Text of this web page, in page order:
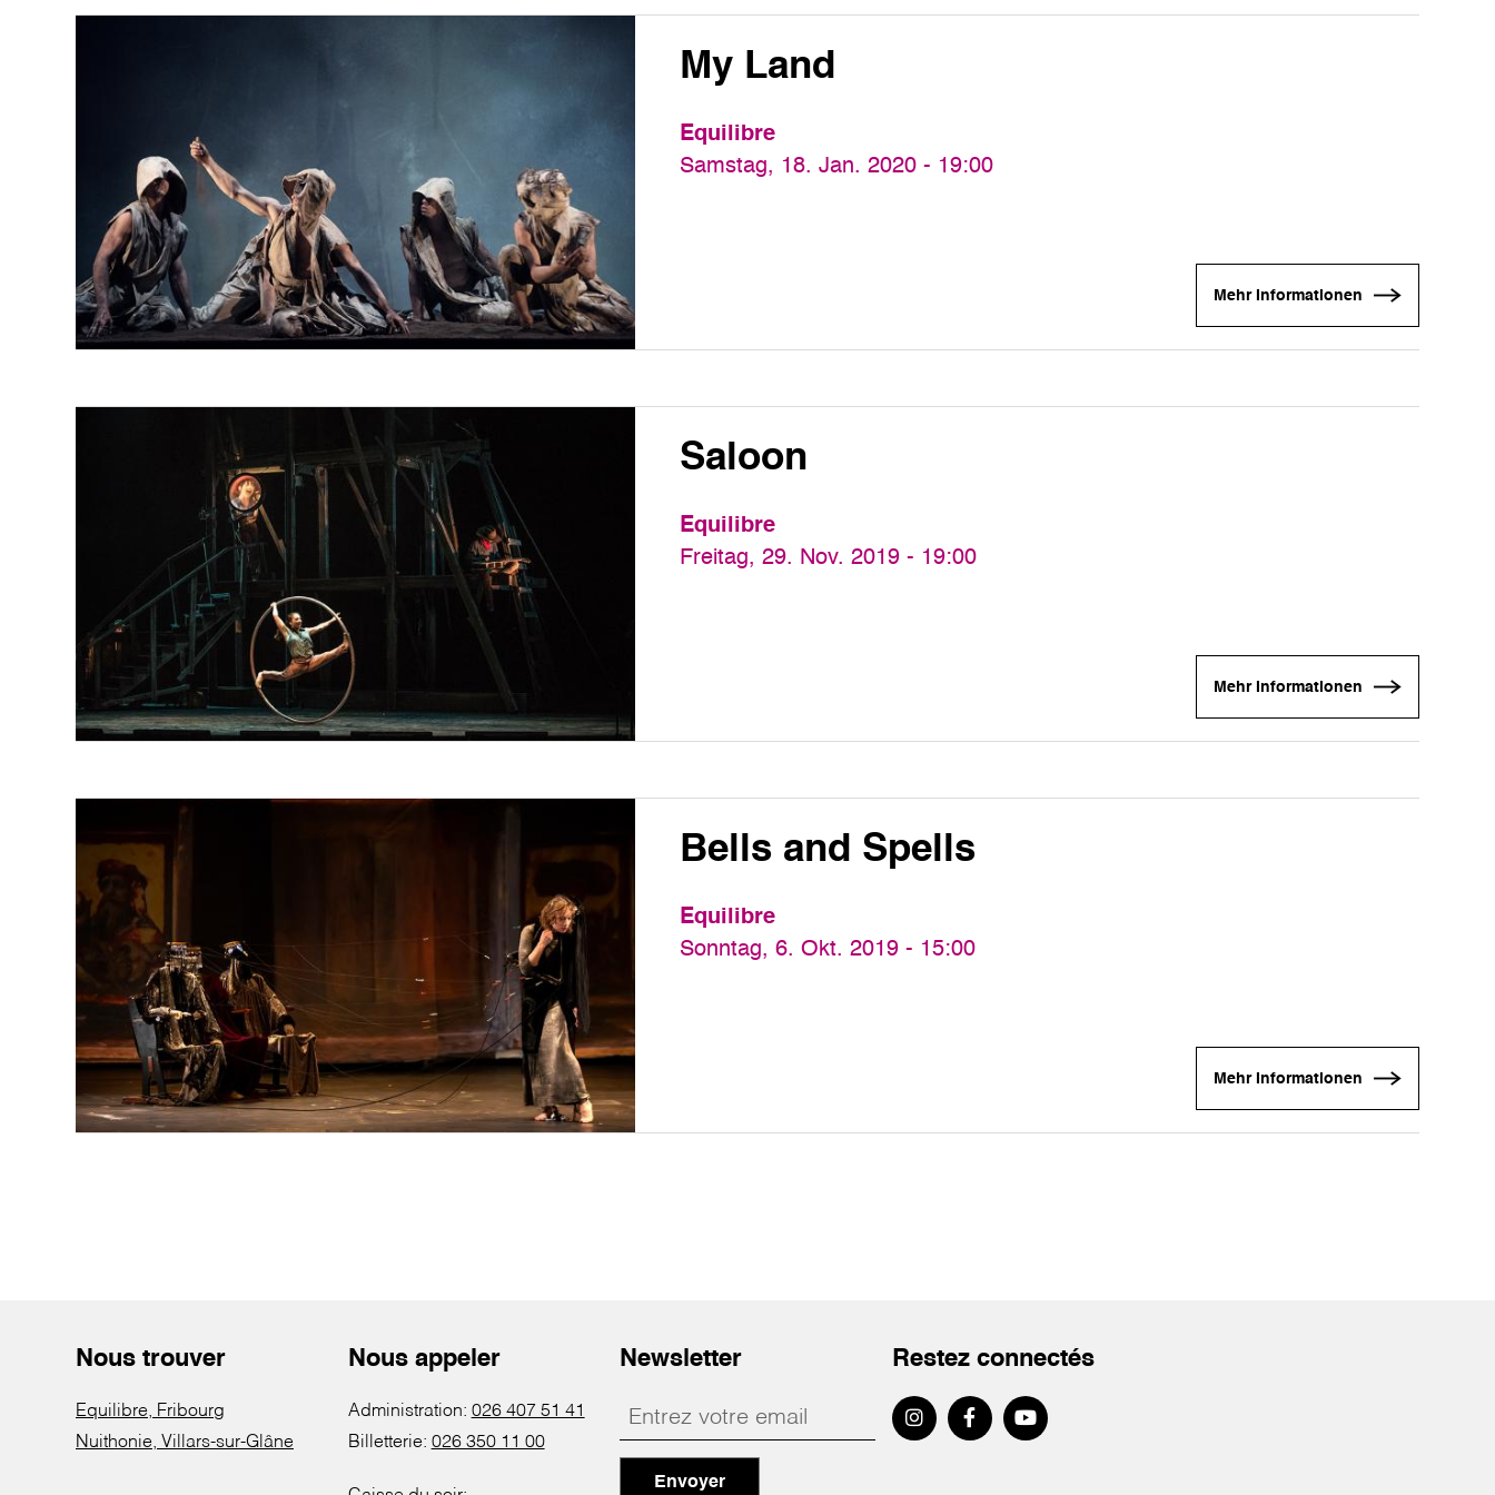
My Land
Equilibre
Samstag, 18. Jan. 2020 - 19:00
Mehr Informationen
Saloon
Equilibre
Freitag, 29. Nov. 2019 - 19:00
Mehr Informationen
Bells and Spells
Equilibre
Sonntag, 6. Okt. 2019 - 15:00
Mehr Informationen
Nous trouver
Equilibre, Fribourg
Nuithonie, Villars-sur-Glâne
Nous appeler
Administration: 026 407 51 41
Billetterie: 026 350 11 00
Newsletter
Envoyer
Restez connectés